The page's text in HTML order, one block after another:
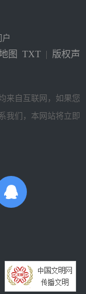
户
图 TXT | 版权声
来自互联网，如果您
我们，本网站将立即